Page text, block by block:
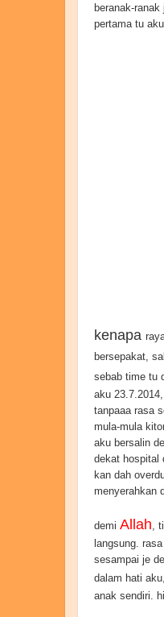
beranak-
pertama tu
kenapa
bersepakat,
sebab time tu
aku
tanpaaa rasa
mula-mula
aku bersalin
dekat hospital
kan dah
menyerahkan
demi Allah ,
langsung.
sesampai je
dalam hati aku,
anak sendiri.